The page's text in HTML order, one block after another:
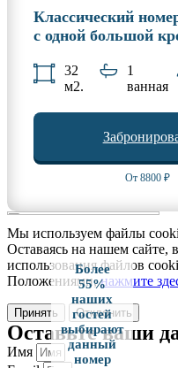
Классический
с одной большой
32
м2.
1
ванная
От 8800 ₽
Более
55%
наших
гостей
выбирают
данный
номер
Мы используем файлы
Оставаясь на нашем сайте,
использования файлов
Положениями,нажмите
Принять Отклонить
Оставьте ваши
Имя